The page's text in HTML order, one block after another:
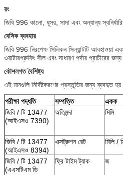
রং
জিবি 996 কালো, ধূসর, সাদা এবং অন্যান্য
বেসিক ব্যবহার
জিবি 996 নিরপেক্ষ সিলিকন সিল্যান্টটি আবহাওয়া
ওয়াটারপ্রুফিং সীল এবং সাধারণ পর্দার প্রাচীরের
কৌশলগত বৈশিষ্ট্য
এই মানগুলি নির্দিষ্টকরণের প্রস্তুতির জন্য ব্যবহৃত হয়
পরীক্ষা পদ্ধতি সম্পত্তি একক
জিবি / টি 13477
(আইএসও 7390)
অতিমন্দা মিমি
জিবি / টি 13477
(আইএসও 8394)
এক্সট্রুশন রেট মিলি /
জিবি / টি 13477
(এএসটিএম ডি
ফ্রি টাইম ট্যাক জ